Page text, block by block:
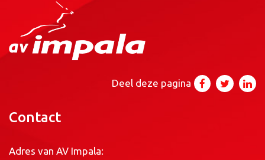
Deel deze pagina
Contact
Adres van AV Impala: